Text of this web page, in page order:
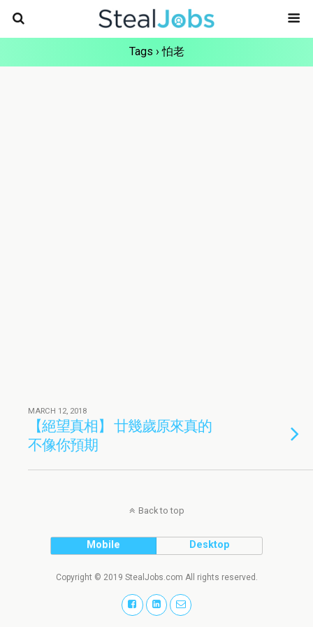
Tags › 怕老
MARCH 12, 2018
【絕望真相】 廿幾歲原來真的
不像你預期
Back to top
Mobile Desktop
Copyright © 2019 StealJobs.com All rights reserved.